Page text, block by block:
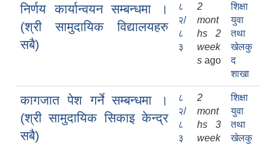
निर्णय कार्यान्वयन सम्बन्धमा ।
(श्री सामुदायिक विद्यालयहरु
सबै)
८
२/
८
३
2
mont
hs 2
week
s ago
शिक्षा
युवा
तथा
खेलकु
द
शाखा
कागजात पेश गर्ने सम्बन्धमा ।
(श्री सामुदायिक सिकाइ केन्द्र
सबै)
८
२/
८
३
2
mont
hs 3
week
शिक्षा
युवा
तथा
खेलकु